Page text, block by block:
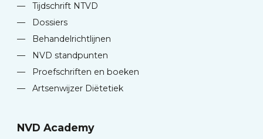
—
Tijdschrift NTVD
—
Dossiers
—
Behandelrichtlijnen
—
NVD standpunten
—
Proefschriften en boeken
—
Artsenwijzer Diëtetiek
NVD Academy